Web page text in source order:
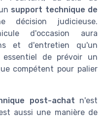
support technique de
décision judicieuse.
d'occasion aura
et d'entretien qu'un
de prévoir un
compétent pour palier
post-achat n'est
aussi une manière de